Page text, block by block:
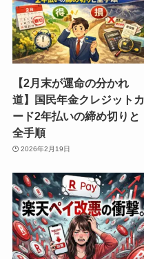
【2月末が運命の分かれ
道】国民年金クレジットカ
ード2年払いの締め切りと
全手順
2026年2月19日